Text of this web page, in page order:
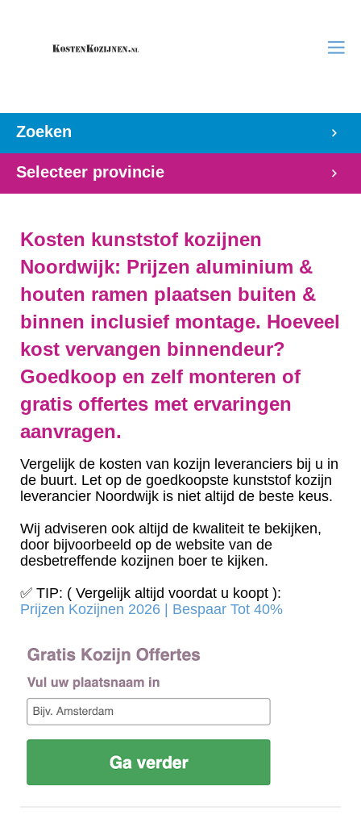
Zoeken
Selecteer provincie
Kosten kunststof kozijnen
Noordwijk: Prijzen aluminium &
houten ramen plaatsen buiten &
binnen inclusief montage. Hoeveel
kost vervangen binnendeur?
Goedkoop en zelf monteren of
gratis offertes met ervaringen
aanvragen.
Vergelijk de kosten van kozijn leveranciers bij u in
de buurt. Let op de goedkoopste kunststof kozijn
leverancier Noordwijk is niet altijd de beste keus.
Wij adviseren ook altijd de kwaliteit te bekijken,
door bijvoorbeeld op de website van de
desbetreffende kozijnen boer te kijken.
✅ TIP: ( Vergelijk altijd voordat u koopt ):
Prijzen Kozijnen 2026 | Bespaar Tot 40%‎